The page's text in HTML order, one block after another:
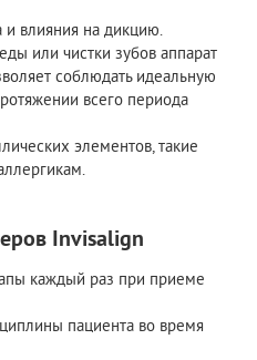
и влияния на дикцию.
или чистки зубов аппарат
соблюдать идеальную
всего периода
элементов, такие
Invisalign
каждый раз при приеме
пациента во время